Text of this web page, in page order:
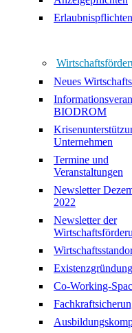
Erlaubnispflichten
Neues
BIODROM
Unternehmen
Termine und
Veranstaltungen
Newsletter
2022
Newsletter der
Existenzgründung
Co-Working-